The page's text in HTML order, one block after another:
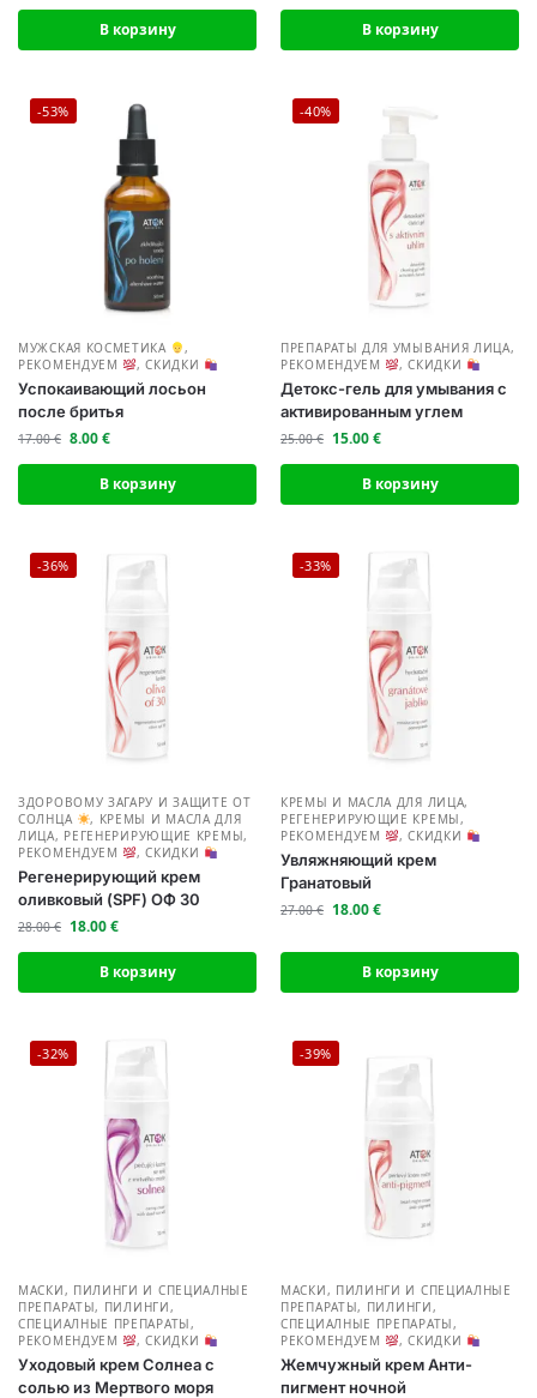
В корзину В корзину
-53%
МУЖСКАЯ КОСМЕТИКА
,
РЕКОМЕНДУЕМ
,СКИДКИ
Успокаивающий лосьон
после бритья
17.00€ 8.00€
В корзину
-40%
ПРЕПАРАТЫ ДЛЯ УМЫВАНИЯ ЛИЦА,
РЕКОМЕНДУЕМ
,СКИДКИ
Детокс-гель для умывания с
активированным углем
25.00€ 15.00€
В корзину
-36%
ЗДОРОВОМУ ЗАГАРУ И ЗАЩИТЕ ОТ
СОЛНЦА
, КРЕМЫ И МАСЛА ДЛЯ
ЛИЦА, РЕГЕНЕРИРУЮЩИЕ КРЕМЫ,
РЕКОМЕНДУЕМ
,СКИДКИ
Регенерирующий крем
оливковый (SPF) ОФ 30
28.00€ 18.00€
В корзину
-33%
КРЕМЫ И МАСЛА ДЛЯ ЛИЦА,
РЕГЕНЕРИРУЮЩИЕ КРЕМЫ,
РЕКОМЕНДУЕМ
,СКИДКИ
Увляжняющий крем
Гранатовый
27.00€ 18.00€
В корзину
-32%
МАСКИ, ПИЛИНГИ И СПЕЦИАЛНЫЕ
ПРЕПАРАТЫ, ПИЛИНГИ,
СПЕЦИАЛНЫЕ ПРЕПАРАТЫ,
РЕКОМЕНДУЕМ
,СКИДКИ
Уходовый крем Солнеа с
солью из Мертвого моря
-39%
МАСКИ, ПИЛИНГИ И СПЕЦИАЛНЫЕ
ПРЕПАРАТЫ, ПИЛИНГИ,
СПЕЦИАЛНЫЕ ПРЕПАРАТЫ,
РЕКОМЕНДУЕМ
,СКИДКИ
Жемчужный крем Анти-
пигмент ночной